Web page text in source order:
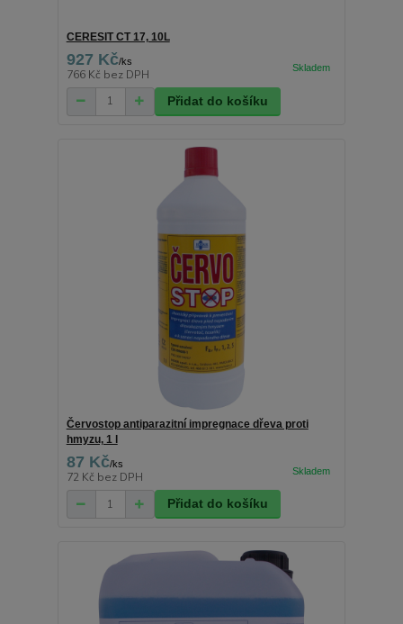
CERESIT CT 17, 10L
927 Kč/ks
766 Kč bez DPH
Přidat do košíku
Červostop antiparazitní impregnace dřeva proti
hmyzu, 1 l
87 Kč/ks
72 Kč bez DPH
Přidat do košíku